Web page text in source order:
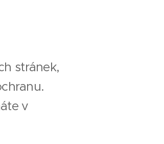
stránek,
v